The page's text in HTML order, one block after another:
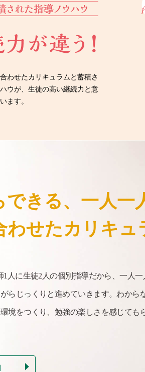
わせたカリキュラムと蓄積さ
ウが、生徒の高い継続力と意
ます。
きる、 一人一
わせたカリキュ
1人に生徒2人の個別指導だから、一人
らじっくりと進めていきます。わから
境をつくり、勉強の楽しさを感じても